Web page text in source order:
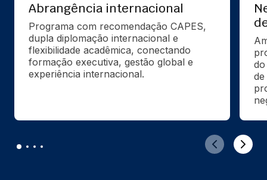
Abrangência internacional
Programa com recomendação CAPES,
dupla diplomação internacional e
flexibilidade acadêmica, conectando
formação executiva, gestão global e
experiência internacional.